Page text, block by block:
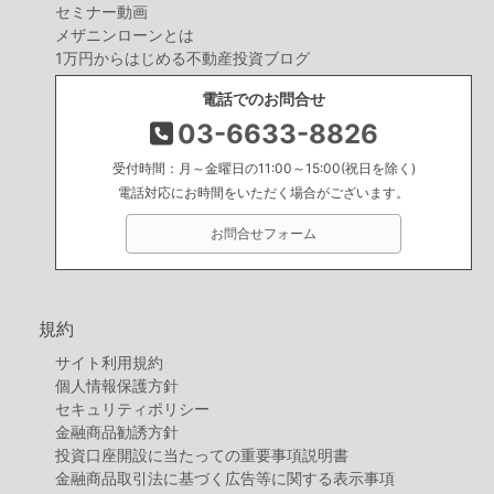
STEP2 支払いパスワードを入力する
セミナー動画
メザニンローンとは
1万円からはじめる不動産投資ブログ
電話でのお問合せ
03-6633-8826
受付時間：月～金曜日の11:00～15:00(祝日を除く)
電話対応にお時間をいただく場合がございます。
お問合せフォーム
規約
サイト利用規約
個人情報保護方針
セキュリティポリシー
金融商品勧誘方針
投資口座開設に当たっての重要事項説明書
金融商品取引法に基づく広告等に関する表示事項